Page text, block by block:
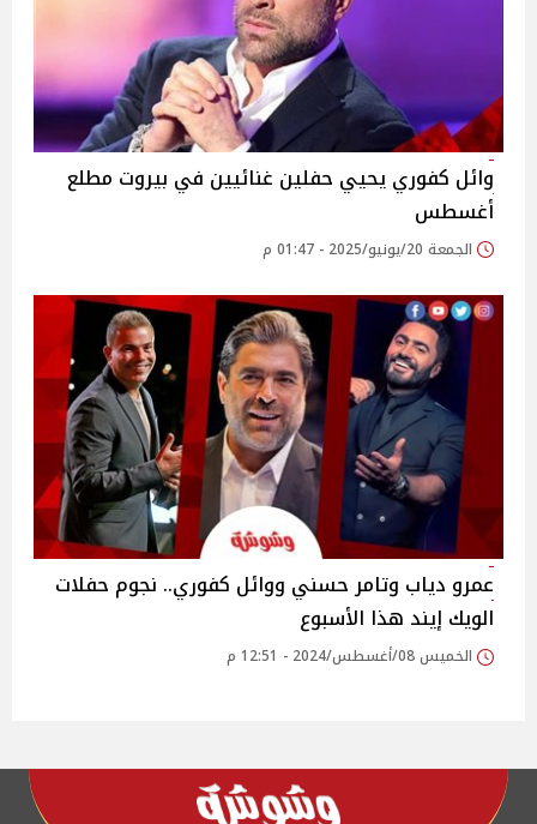
وائل كفوري يحيي حفلين غنائيين في بيروت مطلع
أغسطس‎
الجمعة 20/يونيو/2025 - 01:47 م
عمرو دياب وتامر حسني ووائل كفوري.. نجوم حفلات
الويك إيند هذا الأسبوع
الخميس 08/أغسطس/2024 - 12:51 م